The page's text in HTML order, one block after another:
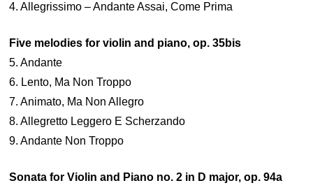
4. Allegrissimo – Andante Assai, Come Prima
Five melodies for violin and piano, op. 35bis
5. Andante
6. Lento, Ma Non Troppo
7. Animato, Ma Non Allegro
8. Allegretto Leggero E Scherzando
9. Andante Non Troppo
Sonata for Violin and Piano no. 2 in D major, op. 94a